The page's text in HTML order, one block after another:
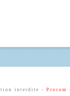
interdite - Procom